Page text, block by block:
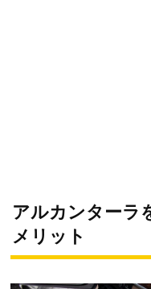
アルカンターラ
メリット